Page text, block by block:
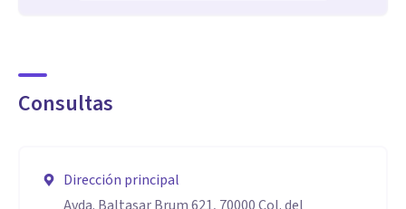
Consultas
Dirección principal